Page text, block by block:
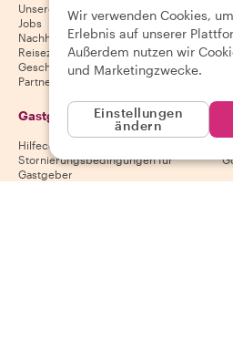
Unsere Geschichte
Jobs
Nachhaltigkeit
Reiseziele
Geschenkgutscheine
Partnerschaften
Gastgeber
Hilfecenter für Gastgeber
Stornierungsbedingungen für
Gastgeber
Wir verwenden Cookies,
Erlebnis auf unserer
Außerdem nutzen wir
und Marketingzwecke.
Einstellungen
ändern